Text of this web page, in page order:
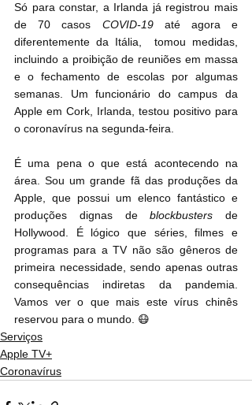
Só para constar, a Irlanda já registrou mais
de 70 casos COVID-19 até agora e
diferentemente da Itália,  tomou medidas,
incluindo a proibição de reuniões em massa
e o fechamento de escolas por algumas
semanas. Um funcionário do campus da
Apple em Cork, Irlanda, testou positivo para
o coronavírus na segunda-feira.
É uma pena o que está acontecendo na
área. Sou um grande fã das produções da
Apple, que possui um elenco fantástico e
produções dignas de blockbusters de
Hollywood. É lógico que séries, filmes e
programas para a TV não são gêneros de
primeira necessidade, sendo apenas outras
consequências indiretas da pandemia.
Vamos ver o que mais este vírus chinês
reservou para o mundo. 😷
Serviços
Apple TV+
Coronavírus